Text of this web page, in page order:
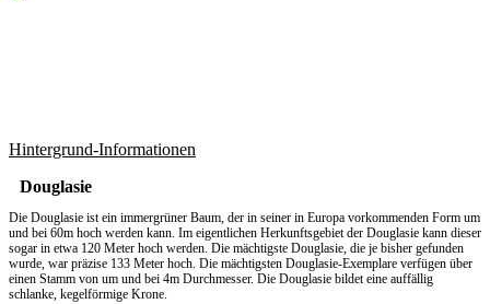
Hintergrund-Informationen
Douglasie
Die Douglasie ist ein immergrüner Baum, der in seiner in Europa vorkommenden Form um
und bei 60m hoch werden kann. Im eigentlichen Herkunftsgebiet der Douglasie kann dieser
sogar in etwa 120 Meter hoch werden. Die mächtigste Douglasie, die je bisher gefunden
wurde, war präzise 133 Meter hoch. Die mächtigsten Douglasie-Exemplare verfügen über
einen Stamm von um und bei 4m Durchmesser. Die Douglasie bildet eine auffällig
schlanke, kegelförmige Krone.